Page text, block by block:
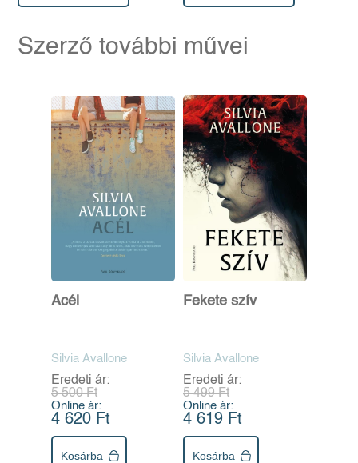
Szerző további művei
Acél
Silvia Avallone
Eredeti ár:
5 500 Ft
Online ár:
4 620 Ft
Kosárba
Fekete szív
Silvia Avallone
Eredeti ár:
5 499 Ft
Online ár:
4 619 Ft
Kosárba